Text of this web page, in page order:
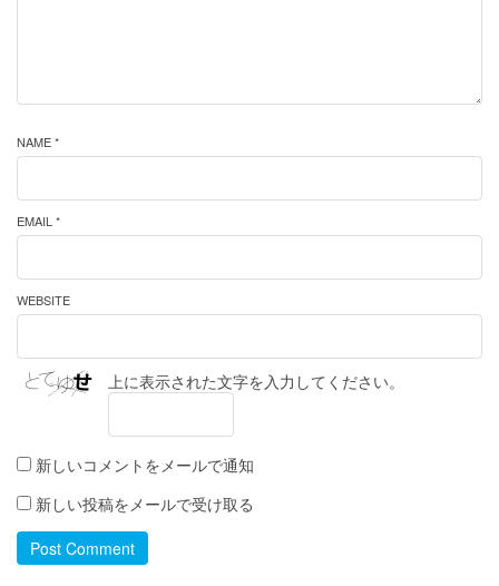
NAME *
EMAIL *
WEBSITE
上に表示された文字を入力してください。
新しいコメントをメールで通知
新しい投稿をメールで受け取る
Post Comment